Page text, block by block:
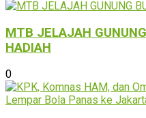
MTB JELAJAH
HADIAH
0